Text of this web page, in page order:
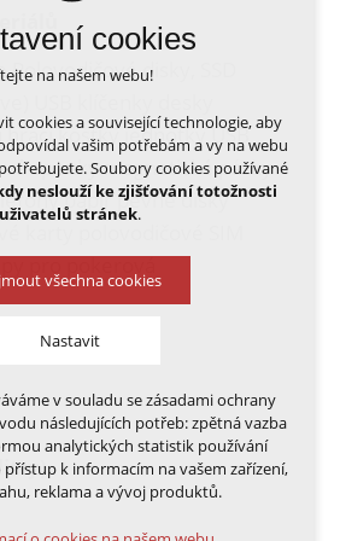
Polovodičové disky, SSD
hrací kostky jednotky USB
sponky magnetické pásky
papír pevné disky
pro pokerová
cookies
na našem webu!
cookies a související technologie, aby
vašim potřebám a vy na webu
Soubory cookies používané
neslouží ke zjišťování totožnosti
uživatelů stránek.
všechna cookies
Nastavit
webu
stránek (session): případná
jazyka, apod.
v souladu se zásadami ochrany
následujících potřeb: zpětná vazba
analytických statistik používání
k informacím na vašem zařízení,
reklama a vývoj produktů.